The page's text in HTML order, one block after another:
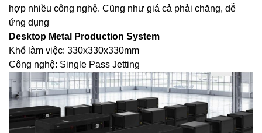
hợp nhiều công nghệ. Cũng như giá cả phải chăng, dễ
ứng dụng
Desktop Metal Production System
Khổ làm việc: 330x330x330mm
Công nghệ: Single Pass Jetting